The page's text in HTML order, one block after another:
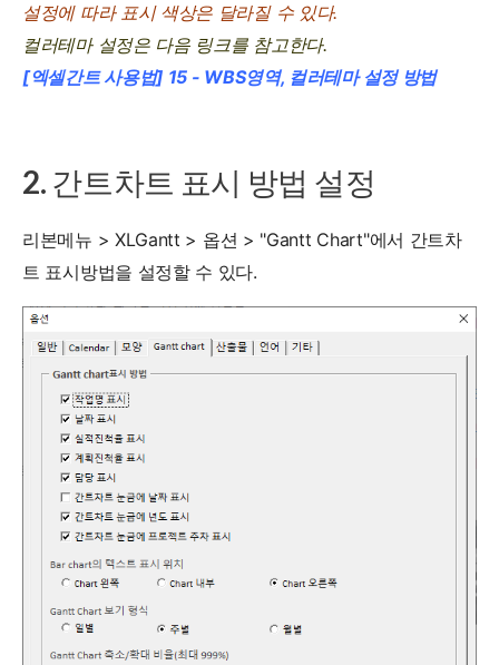
설정에 따라 표시 색상은 달라질 수 있다.
컬러테마 설정은 다음 링크를 참고한다.
[엑셀간트 사용법] 15 - WBS영역, 컬러테마 설정 방법
2. 간트차트 표시 방법 설정
리본메뉴 > XLGantt > 옵션 > "Gantt Chart"에서 간트차
트 표시방법을 설정할 수 있다.